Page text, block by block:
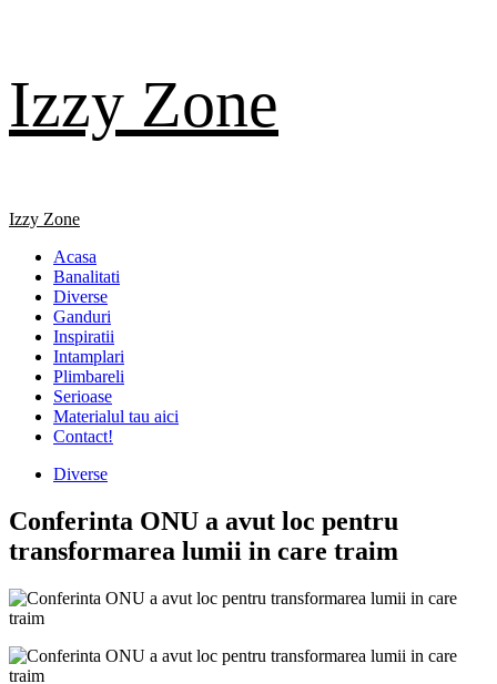
content
Izzy Zone
Primary
Izzy Zone
Acasa
Banalitati
Diverse
Ganduri
Inspiratii
Intamplari
Plimbareli
Serioase
Materialul tau aici
Contact!
Diverse
Conferinta ONU a avut loc pentru
transformarea lumii in care traim